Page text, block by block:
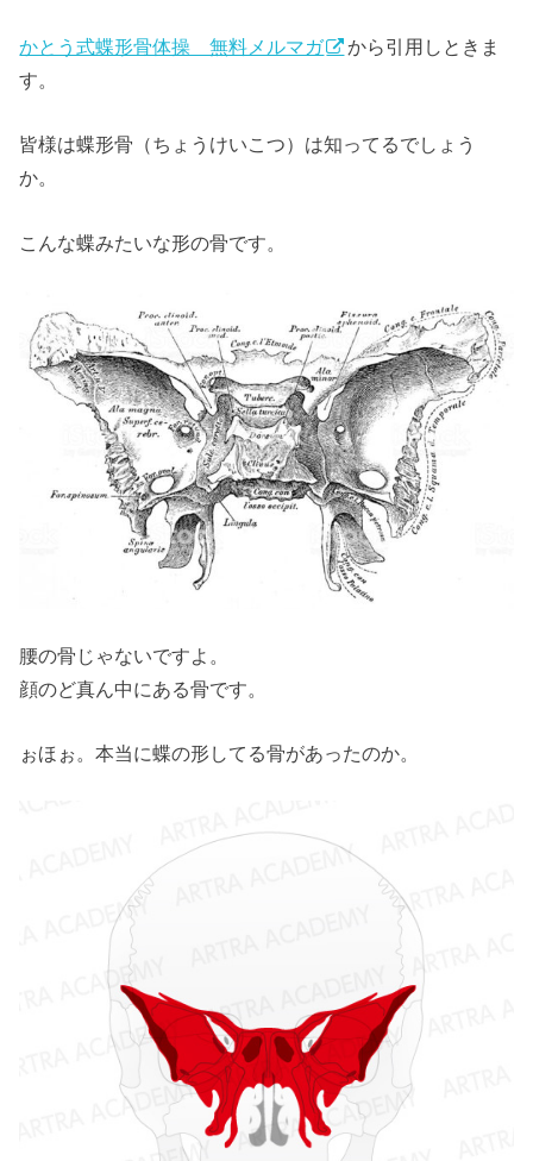
かとう式蝶形骨体操 無料メルマガ
から引用しときま
す。
皆様は蝶形骨（ちょうけいこつ）は知ってるでしょう
か。
こんな蝶みたいな形の骨です。
腰の骨じゃないですよ。
顔のど真ん中にある骨です。
ぉほぉ。本当に蝶の形してる骨があったのか。